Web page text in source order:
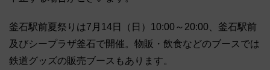
釜石駅前夏祭りは7月14日（日）10:00～20:00、釜石駅前
及びシープラザ釜石で開催。物販・飲食などのブースでは
鉄道グッズの販売ブースもあります。